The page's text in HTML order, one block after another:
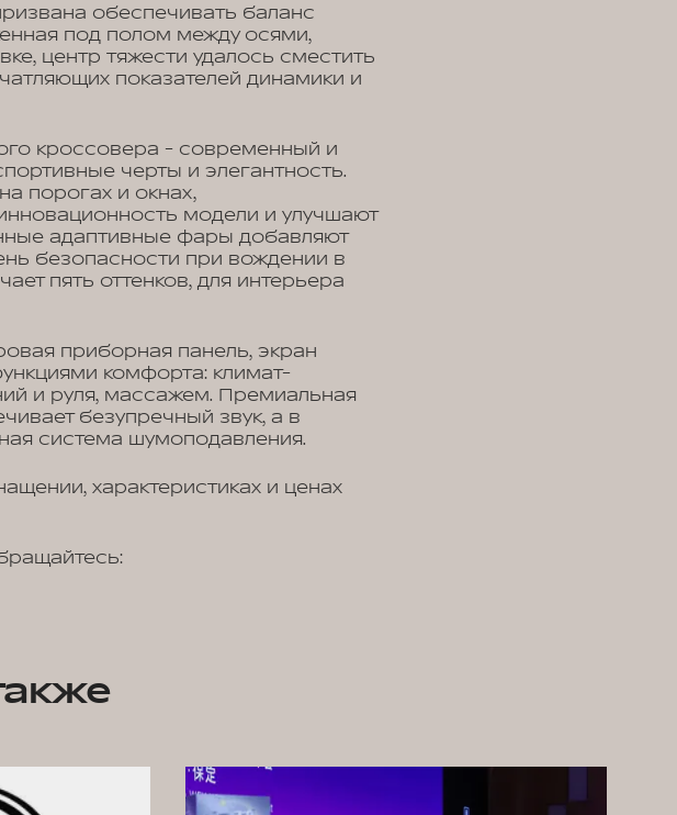
обеспечивать баланс
под полом между осями,
центр тяжести удалось сместить
показателей динамики и
кроссовера - современный и
черты и элегантность.
порогах и окнах,
модели и улучшают
адаптивные фары добавляют
безопасности при вождении в
пять оттенков, для интерьера
приборная панель, экран
комфорта: климат-
и руля, массажем. Премиальная
безупречный звук, а в
система шумоподавления.
характеристиках и ценах